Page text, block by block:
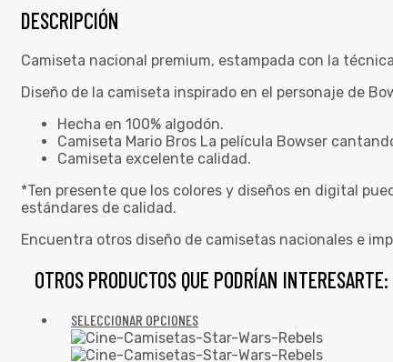
DESCRIPCIÓN
Camiseta nacional premium, estampada con la
Diseño de la camiseta inspirado en el personaje de
Hecha en 100% algodón.
Camiseta Mario Bros La película Bowser
Camiseta excelente calidad.
*Ten presente que los colores y diseños en digital
estándares de calidad.
Encuentra otros diseño de camisetas nacionales e
OTROS PRODUCTOS QUE PODRÍAN INTERESARTE:
SELECCIONAR OPCIONES